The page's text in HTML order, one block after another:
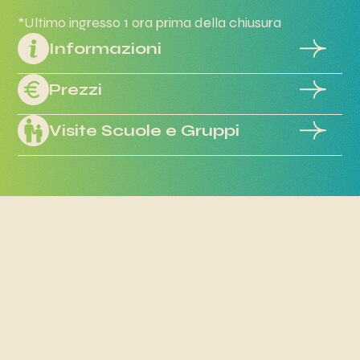
*Ultimo ingresso 1 ora prima della chiusura
Informazioni
Prezzi
Visite Scuole e Gruppi